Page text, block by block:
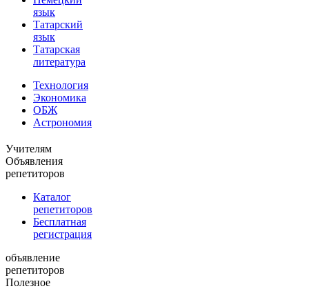
язык
Татарский
язык
Татарская
литература
Технология
Экономика
ОБЖ
Астрономия
Учителям
Объявления
репетиторов
Каталог
репетиторов
Бесплатная
регистрация
объявление
репетиторов
Полезное